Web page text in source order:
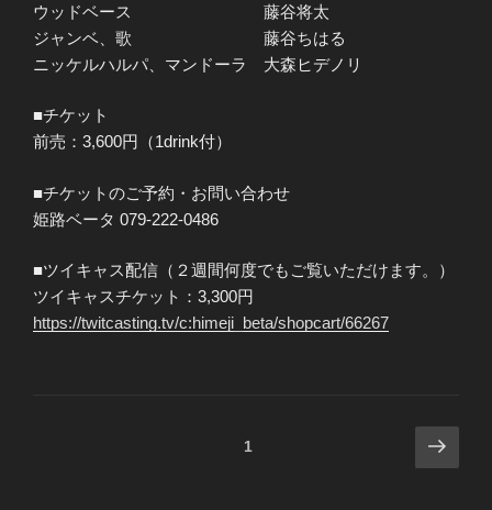
ウッドベース 藤谷将太
ジャンベ、歌 藤谷ちはる
ニッケルハルパ、マンドーラ 大森ヒデノリ
■チケット
前売：3,600円（1drink付）
■チケットのご予約・お問い合わせ
姫路ベータ 079-222-0486
■ツイキャス配信（２週間何度でもご覧いただけます。）
ツイキャスチケット：3,300円
https://twitcasting.tv/c:himeji_beta/shopcart/66267
1
次
の